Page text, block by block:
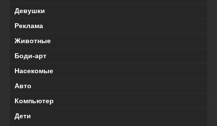
Девушки
Реклама
Животные
Боди-арт
Насекомые
Авто
Компьютер
Дети